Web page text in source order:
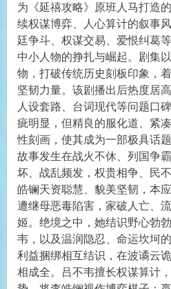
为《延禧攻略》原班人马打造
续权谋博弈、人心算计的叙事
廷争斗、权谋交易、爱恨纠葛
中小人物的挣扎与崛起。剧集
物，打破传统历史刻板印象，
坚韧力量。该剧播出后热度居
人设套路、台词现代等问题口
疵明显，但精良的服化道、紧
性刻画，使其成为一部极具话
故事发生在战火不休、列国争
坏、战乱频发，权贵相争、民
皓镧天资聪慧、貌美坚韧，本
遭继母恶毒陷害，家破人亡、
姬。绝境之中，她结识野心勃
韦，以及温润隐忍、命运坎坷
利益捆绑相互结识，在波谲云
相成全。吕不韦擅长权谋算计